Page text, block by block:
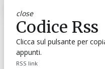
close
Codice Rss
Clicca sul pulsante per
appunti.
RSS link